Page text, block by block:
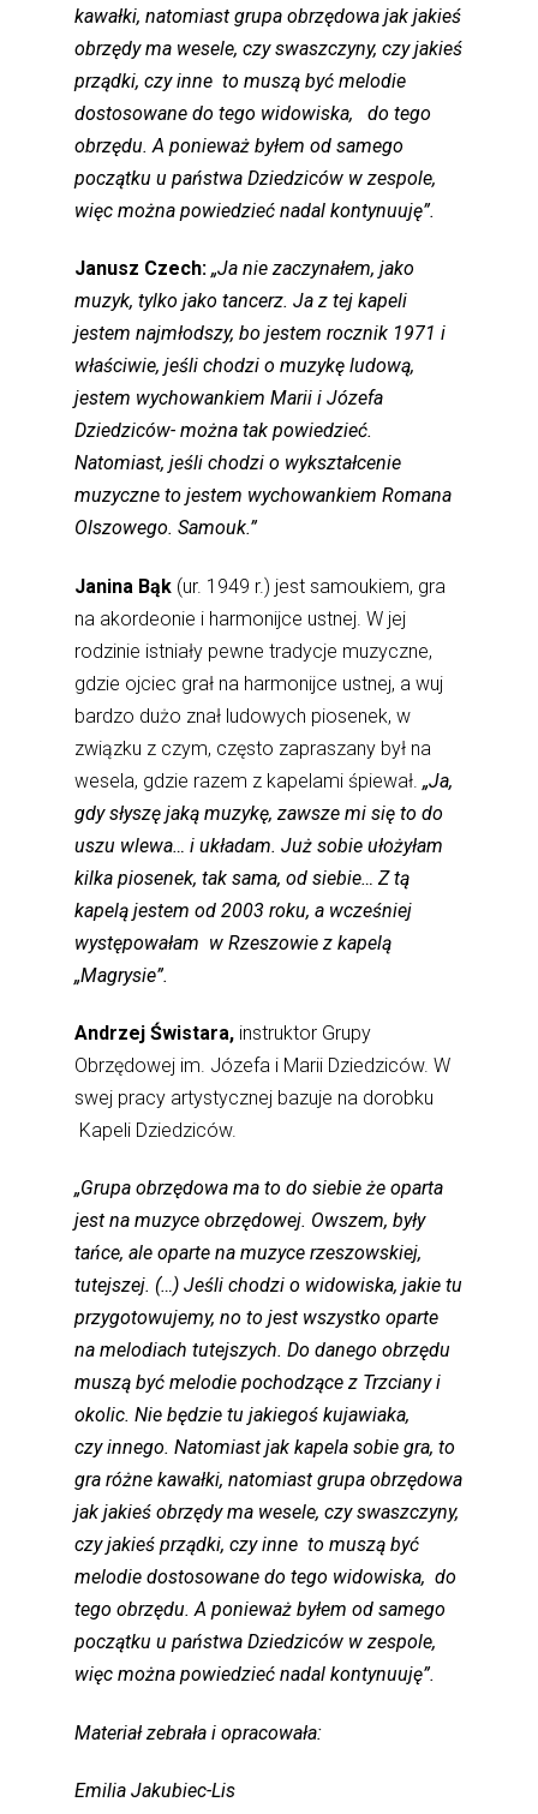
kawałki, natomiast grupa obrzędowa jak jakieś
obrzędy ma wesele, czy swaszczyny, czy jakieś
prządki, czy inne to muszą być melodie
dostosowane do tego widowiska, do tego
obrzędu. A ponieważ byłem od samego
początku u państwa Dziedziców w zespole,
więc można powiedzieć nadal kontynuuję”.
Janusz Czech: „Ja nie zaczynałem, jako
muzyk, tylko jako tancerz. Ja z tej kapeli
jestem najmłodszy, bo jestem rocznik 1971 i
właściwie, jeśli chodzi o muzykę ludową,
jestem wychowankiem Marii i Józefa
Dziedziców- można tak powiedzieć.
Natomiast, jeśli chodzi o wykształcenie
muzyczne to jestem wychowankiem Romana
Olszowego. Samouk.”
Janina Bąk (ur. 1949 r.) jest samoukiem, gra
na akordeonie i harmonijce ustnej. W jej
rodzinie istniały pewne tradycje muzyczne,
gdzie ojciec grał na harmonijce ustnej, a wuj
bardzo dużo znał ludowych piosenek, w
związku z czym, często zapraszany był na
wesela, gdzie razem z kapelami śpiewał.„Ja,
gdy słyszę jaką muzykę, zawsze mi się to do
uszu wlewa… i układam. Już sobie ułożyłam
kilka piosenek, tak sama, od siebie… Z tą
kapelą jestem od 2003 roku, a wcześniej
występowałam w Rzeszowie z kapelą
„Magrysie”.
Andrzej Świstara, instruktor Grupy
Obrzędowej im. Józefa i Marii Dziedziców. W
swej pracy artystycznej bazuje na dorobku
Kapeli Dziedziców.
„Grupa obrzędowa ma to do siebie że oparta
jest na muzyce obrzędowej. Owszem, były
tańce, ale oparte na muzyce rzeszowskiej,
tutejszej. (…) Jeśli chodzi o widowiska, jakie tu
przygotowujemy, no to jest wszystko oparte
na melodiach tutejszych. Do danego obrzędu
muszą być melodie pochodzące z Trzciany i
okolic. Nie będzie tu jakiegoś kujawiaka,
czy innego. Natomiast jak kapela sobie gra, to
gra różne kawałki, natomiast grupa obrzędowa
jak jakieś obrzędy ma wesele, czy swaszczyny,
czy jakieś prządki, czy inne to muszą być
melodie dostosowane do tego widowiska, do
tego obrzędu. A ponieważ byłem od samego
początku u państwa Dziedziców w zespole,
więc można powiedzieć nadal kontynuuję”.
Materiał zebrała i opracowała:
Emilia Jakubiec-Lis